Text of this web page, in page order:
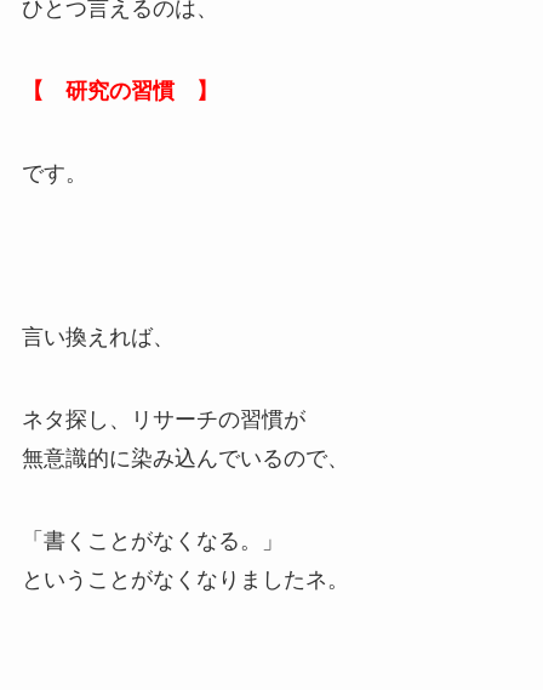
ひとつ言えるのは、
【 研究の習慣 】
です。
言い換えれば、
ネタ探し、リサーチの習慣が
無意識的に染み込んでいるので、
「書くことがなくなる。」
ということがなくなりましたネ。